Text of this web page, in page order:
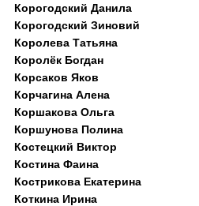
Корогодский Данила
Корогодский Зиновий
Королева Татьяна
Королёк Богдан
Корсаков Яков
Корчагина Алена
Коршакова Ольга
Коршунова Полина
Костецкий Виктор
Костина Фаина
Кострикова Екатерина
Коткина Ирина